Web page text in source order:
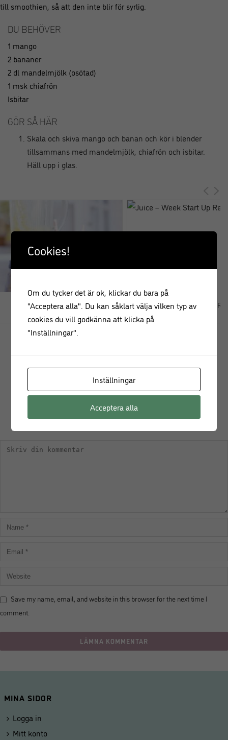
till smoothien, så att den inte blir för syrlig.
DU BEHÖVER
1 mango
2 bananer
2 dl mandelmjölk (osötad)
1 msk chiafrön
Isbitar
GÖR SÅ HÄR
Skala och skiva mango och banan och kör i blender
tillsammans med mandelmjölk, chiafrön och isbitar.
Häll upp i glas.
Mango Chia Smoothie Juice – Week Start Up
Save my name, email, and website in this browser for the next time I
comment.
MINA SIDOR
Logga in
Mitt konto
Cookies!
Om du tycker det är ok, klickar du bara på
"Acceptera alla". Du kan såklart välja vilken typ av
cookies du vill godkänna att klicka på
"Inställningar".
Inställningar
Acceptera alla